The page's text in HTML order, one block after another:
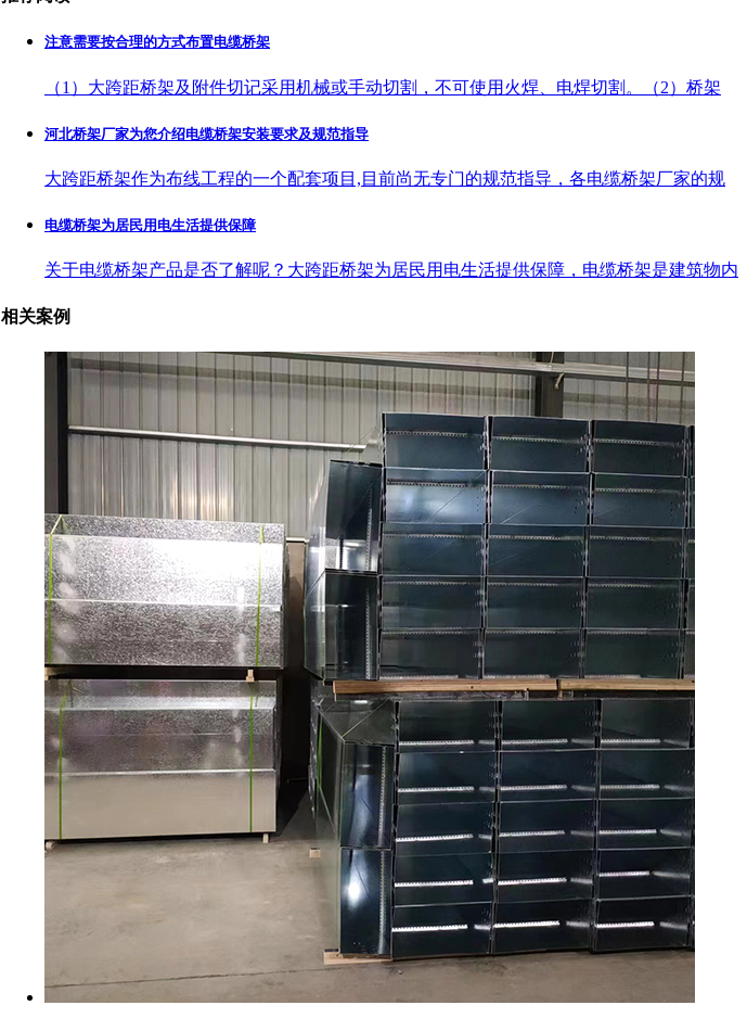
注意需要按合理的方式布置电缆桥架
（1）大跨距桥架及附件切记采用机械或手动切割，不可使用火焊、电焊切割。（2）桥架
河北桥架厂家为您介绍电缆桥架安装要求及规范指导
大跨距桥架作为布线工程的一个配套项目,目前尚无专门的规范指导，各电缆桥架厂家的规
电缆桥架为居民用电生活提供保障
关于电缆桥架产品是否了解呢？大跨距桥架为居民用电生活提供保障，电缆桥架是建筑物内
相关案例